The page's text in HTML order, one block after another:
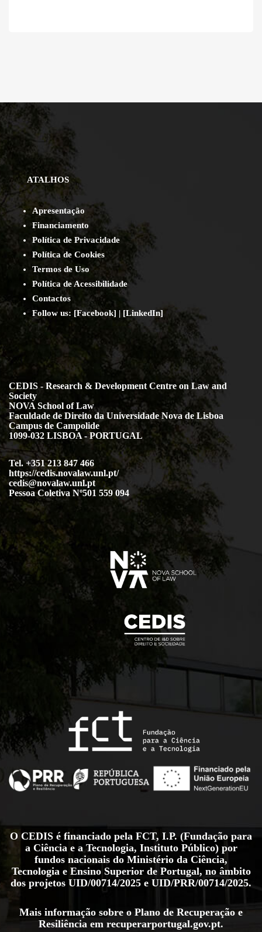
ATALHOS
Apresentação
Financiamento
Política de Privacidade
Política de Cookies
Termos de Uso
Política de Acessibilidade
Contactos
Follow us: [Facebook] | [LinkedIn]
CEDIS - Research & Development Centre on Law and
Society
NOVA School of Law
Faculdade de Direito da Universidade Nova de Lisboa
Campus de Campolide
1099-032 LISBOA - PORTUGAL
Tel. +351 213 847 466
https://cedis.novalaw.unl.pt/
cedis@novalaw.unl.pt
Pessoa Coletiva Nº501 559 094
O CEDIS é financiado pela FCT, I.P. (Fundação para
a Ciência e a Tecnologia, Instituto Público) por
fundos nacionais do Ministério da Ciência,
Tecnologia e Ensino Superior de Portugal, no âmbito
dos projetos UID/00714/2025 e UID/PRR/00714/2025.
Mais informação sobre o Plano de Recuperação e
Resiliência em recuperarportugal.gov.pt.